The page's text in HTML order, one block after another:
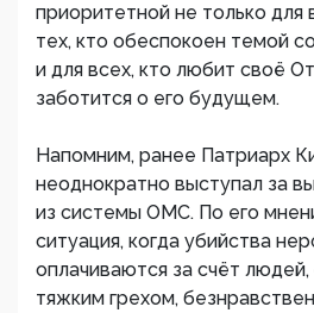
приоритетной не только
тех, кто обеспокоен темой
и для всех, кто любит своё
заботится о его будущем.
Напомним, ранее Патриарх
неоднократно выступал за
из системы ОМС. По его
ситуация, когда убийства
оплачиваются за счёт
тяжким грехом,